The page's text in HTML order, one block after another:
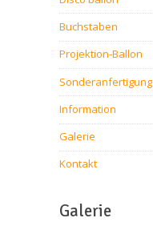
Buchstaben
Projektion-Ballon
Sonderanfertigung
Information
Galerie
Kontakt
Galerie